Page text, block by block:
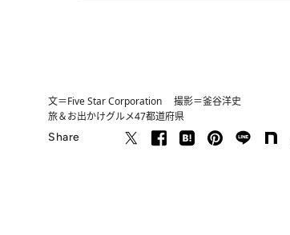
文＝Five Star Corporation 撮影＝釜谷洋史
旅＆お出かけグルメ47都道府県
Share